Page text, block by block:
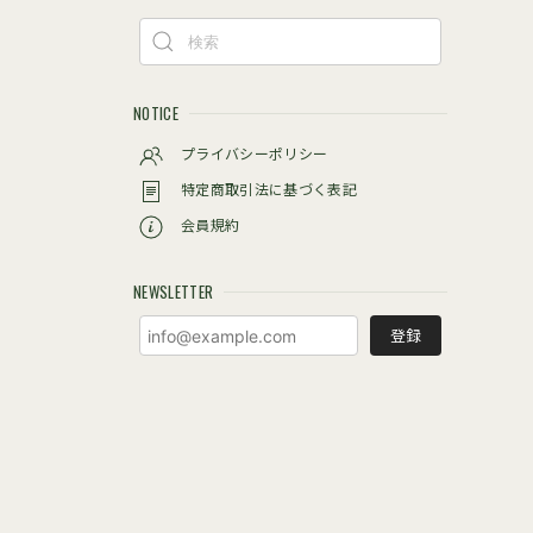
NOTICE
プライバシーポリシー
特定商取引法に基づく表記
会員規約
NEWSLETTER
登録